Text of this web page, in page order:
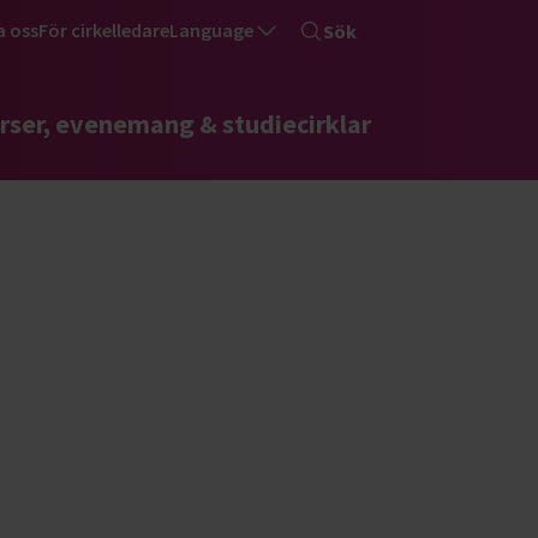
ossFör cirkelledareLanguage Sök
evenemang & studiecirklar